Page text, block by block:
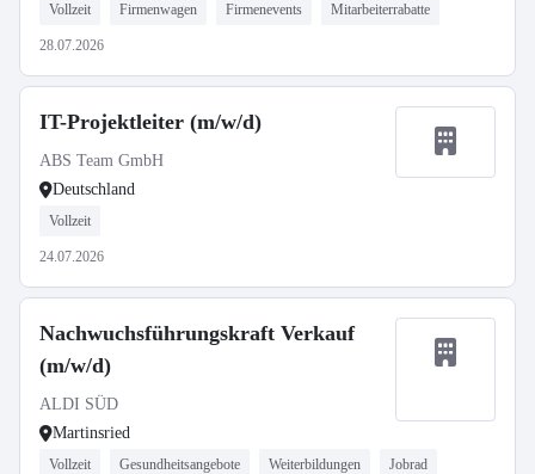
Vollzeit Firmenwagen Firmenevents Mitarbeiterrabatte
28.07.2026
IT-Projektleiter (m/w/d)
ABS Team GmbH
Deutschland
Vollzeit
24.07.2026
Nachwuchsführungskraft Verkauf
(m/w/d)
ALDI SÜD
Martinsried
Vollzeit Gesundheitsangebote Weiterbildungen Jobrad